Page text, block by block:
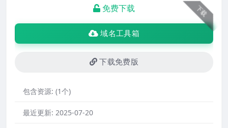
下载
免费下载
域名工具箱
下载免费版
包含资源: (1个)
最近更新: 2025-07-20